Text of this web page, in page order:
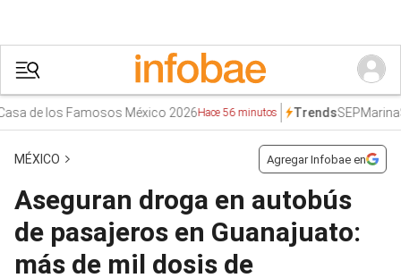
de los Famosos México 2026Hace 56 minutos TrendsSEPMarina
MÉXICO Agregar Infobae en
Aseguran droga en autobús
de pasajeros en Guanajuato:
más de mil dosis de